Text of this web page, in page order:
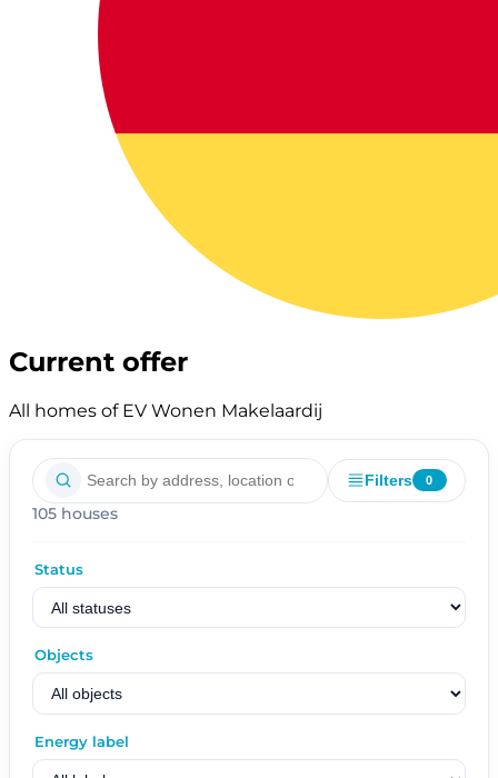
Current offer
All homes of EV Wonen Makelaardij
Filters 0
105 houses
Status
Objects
Energy label